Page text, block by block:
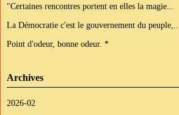
"Certaines rencontres portent en elles la magie...
La Démocratie c'est le gouvernement du peuple,...
Point d'odeur, bonne odeur. *
Archives
2026-02